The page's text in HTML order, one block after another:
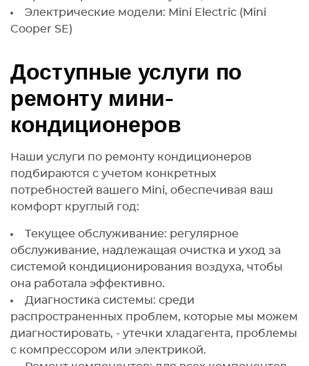
Электрические модели: Mini Electric (Mini
Cooper SE)
Доступные услуги по
ремонту мини-
кондиционеров
Наши услуги по ремонту кондиционеров
подбираются с учетом конкретных
потребностей вашего Mini, обеспечивая ваш
комфорт круглый год:
Текущее обслуживание: регулярное
обслуживание, надлежащая очистка и уход за
системой кондиционирования воздуха, чтобы
она работала эффективно.
Диагностика системы: среди
распространенных проблем, которые мы можем
диагностировать, - утечки хладагента, проблемы
с компрессором или электрикой.